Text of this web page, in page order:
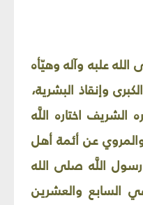
علبه وآله وهيّأه
وإنقاذ البشرية،
الشريف اختاره اللَّه
عن أئمة أهل
اللَّه صلى الله
السابع والعشرين